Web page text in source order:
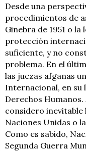
Desde una
procedimientos de
Ginebra de 1951 o
protección
suficiente, y no
problema. En el
las juezas afganas
Internacional, en su
Derechos
considero
Naciones Unidas o
Como es sabido,
Segunda Guerra